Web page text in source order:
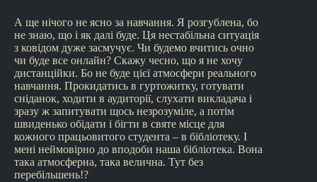
А ще нічого не ясно за навчання. Я розгублена, бо
не знаю, що і як далі буде. Ця нестабільна ситуація
з ковідом дуже засмучує. Чи будемо вчитись очно
чи буде все онлайн? Скажу чесно, що я не хочу
дистанційки. Бо не буде цієї атмосфери реального
навчання. Прокидатись в гуртожитку, готувати
сніданок, ходити в аудиторії, слухати викладача і
зразу ж запитувати щось незрозуміле, а потім
швиденько обідати і бігти в святе місце для
кожного працьовитого студента – в бібліотеку. І
мені неймовірно до вподоби наша бібліотека. Вона
така атмосферна, така велична. Тут без
перебільшень!?